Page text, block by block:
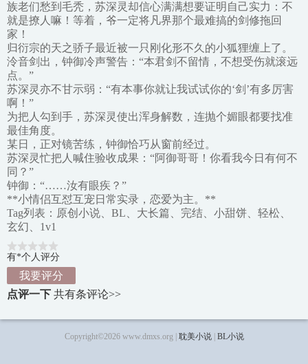
族老们愁到毛秃，苏深灵却信心满满想要证明自己实力：不
就是撩人嘛！等着，爷一定将凡界那个最难搞的剑修拖回
家！
归衍宗的天之骄子最近被一只刚化形不久的小狐狸缠上了。
泠音剑出，钟御冷声警告：“本君剑不留情，不想受伤就滚远
点。”
苏深灵亦不甘示弱：“有本事你就让我试试你的‘剑’有多厉害
啊！”
为把人勾到手，苏深灵使出浑身解数，连抛个媚眼都要找准
最佳角度。
某日，正对镜苦练，钟御恰巧从窗前经过。
苏深灵忙把人喊住验收成果：“阿御哥哥！你看我今日有何不
同？”
钟御：“……汝有眼疾？”
**小情侣互怼互宠日常实录，恋爱为主。**
Tag列表：原创小说、BL、大长篇、完结、小甜饼、轻松、
玄幻、1v1
有*个人评分
我要评分
点评一下 共有条评论>>
Copyright©2026 www.dmxs.org | 耽美小说| BL小说